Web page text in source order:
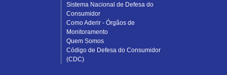
Sistema Nacional de Defesa do
Consumidor
Como Aderir - Órgãos de
Monitoramento
Quem Somos
Código de Defesa do Consumidor
(CDC)